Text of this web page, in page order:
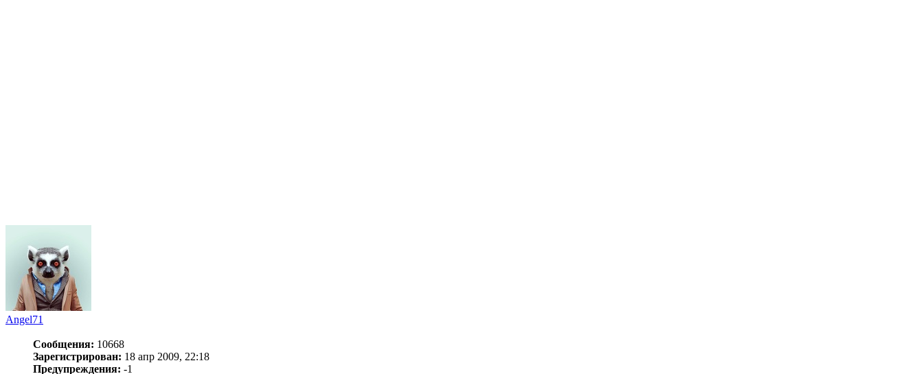
Angel71
Сообщения: 10668
Зарегистрирован: 18 апр 2009, 22:18
Предупреждения: -1